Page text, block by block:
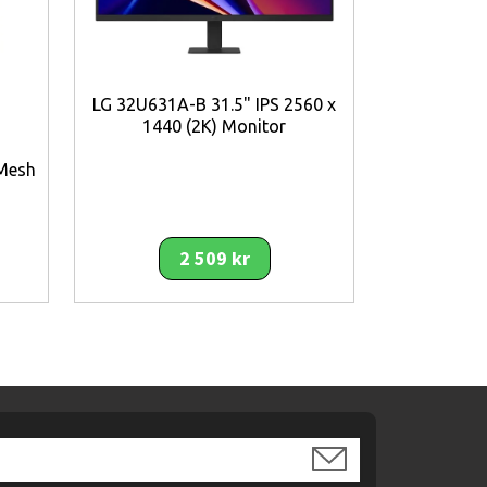
LG 32U631A-B 31.5" IPS 2560 x
1440 (2K) Monitor
2 509 kr